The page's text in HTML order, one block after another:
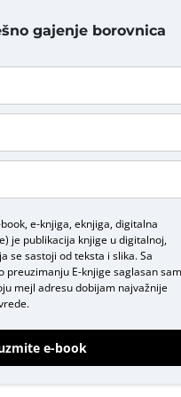
gajenje borovnica
e-knjiga, eknjiga, digitalna
je publikacija knjige u digitalnoj,
se sastoji od teksta i slika. Sa
preuzimanju E-knjigesaglasan sam
mejl adresu dobijam najvažnije
e-book